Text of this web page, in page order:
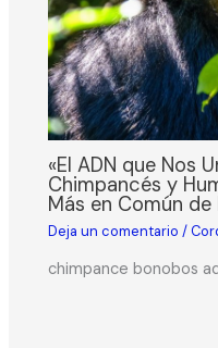
«El ADN que Nos
Chimpancés y
Más en Común
Deja un comentario /
chimpance bonobos